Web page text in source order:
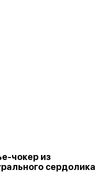
чокер из
сердолика